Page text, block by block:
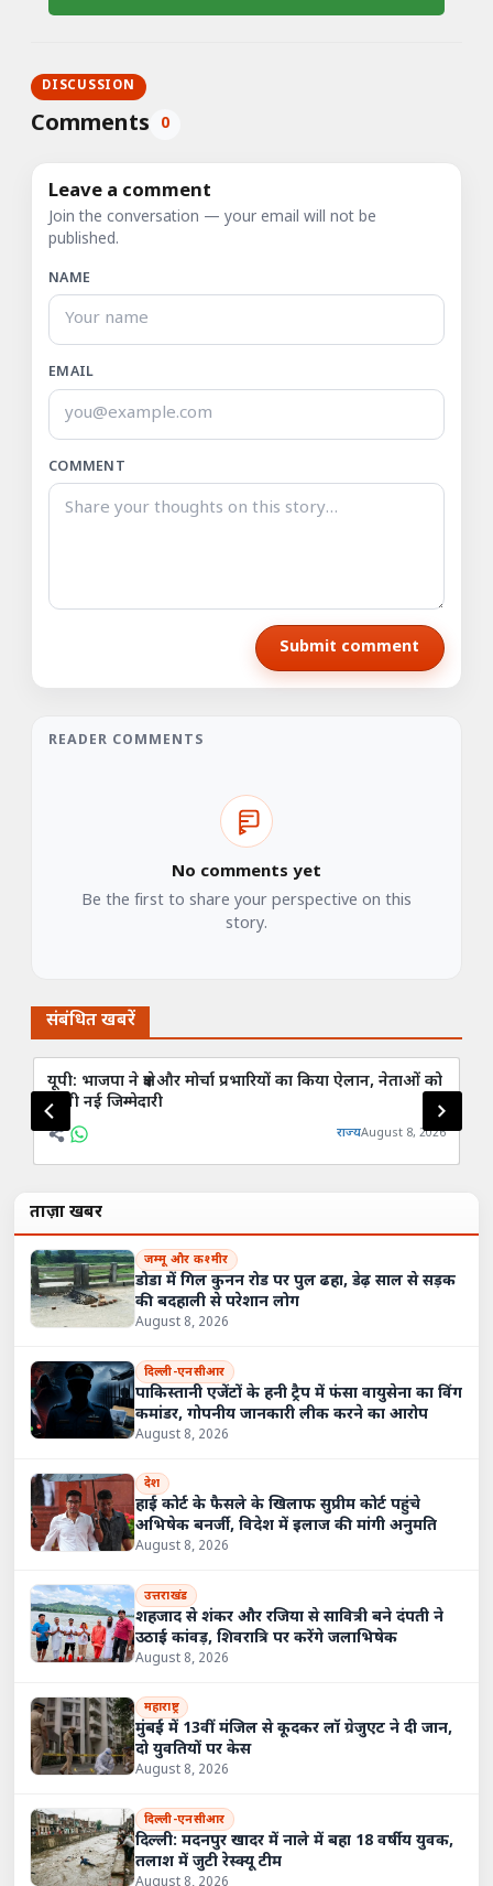
DISCUSSION
Comments 0
Leave a comment
Join the conversation — your email will not be
published.
NAME
EMAIL
COMMENT
Submit comment
READER COMMENTS
No comments yet
Be the first to share your perspective on this
story.
संबंधित खबरें
यूपी: भाजपा ने क्षेत्र और मोर्चा प्रभारियों का किया ऐलान, नेताओं को
मिली नई जिम्मेदारी
राज्यAugust 8, 2026
ताज़ा खबरें
जम्मू और कश्मीर
डोडा में गिल कुनन रोड पर पुल ढहा, डेढ़ साल से सड़क
की बदहाली से परेशान लोग
August 8, 2026
दिल्ली-एनसीआर
पाकिस्तानी एजेंटों के हनी ट्रैप में फंसा वायुसेना का विंग
कमांडर, गोपनीय जानकारी लीक करने का आरोप
August 8, 2026
देश
हाई कोर्ट के फैसले के खिलाफ सुप्रीम कोर्ट पहुंचे
अभिषेक बनर्जी, विदेश में इलाज की मांगी अनुमति
August 8, 2026
उत्तराखंड
शहजाद से शंकर और रजिया से सावित्री बने दंपती ने
उठाई कांवड़, शिवरात्रि पर करेंगे जलाभिषेक
August 8, 2026
महाराष्ट्र
मुंबई में 13वीं मंजिल से कूदकर लॉ ग्रेजुएट ने दी जान,
दो युवतियों पर केस
August 8, 2026
दिल्ली-एनसीआर
दिल्ली: मदनपुर खादर में नाले में बहा 18 वर्षीय युवक,
तलाश में जुटी रेस्क्यू टीम